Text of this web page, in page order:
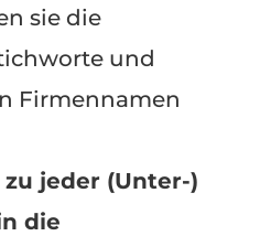
sie die
und
Firmennamen
jeder (Unter-)
die